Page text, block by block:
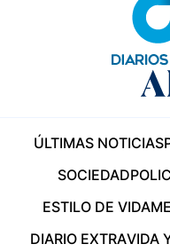
ÚLTIMAS NOTICIAS
SOCIEDAD
ESTILO DE VIDA
DIARIO EXTRAVIDA